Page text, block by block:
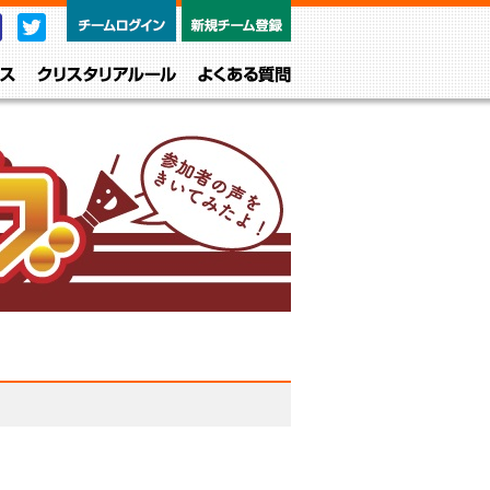
FacebookTwitter
レベル・クラス